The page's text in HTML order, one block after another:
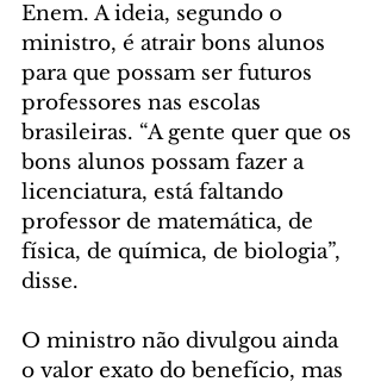
Enem. A ideia, segundo o
ministro, é atrair bons alunos
para que possam ser futuros
professores nas escolas
brasileiras. “A gente quer que os
bons alunos possam fazer a
licenciatura, está faltando
professor de matemática, de
física, de química, de biologia”,
disse.
O ministro não divulgou ainda
o valor exato do benefício, mas